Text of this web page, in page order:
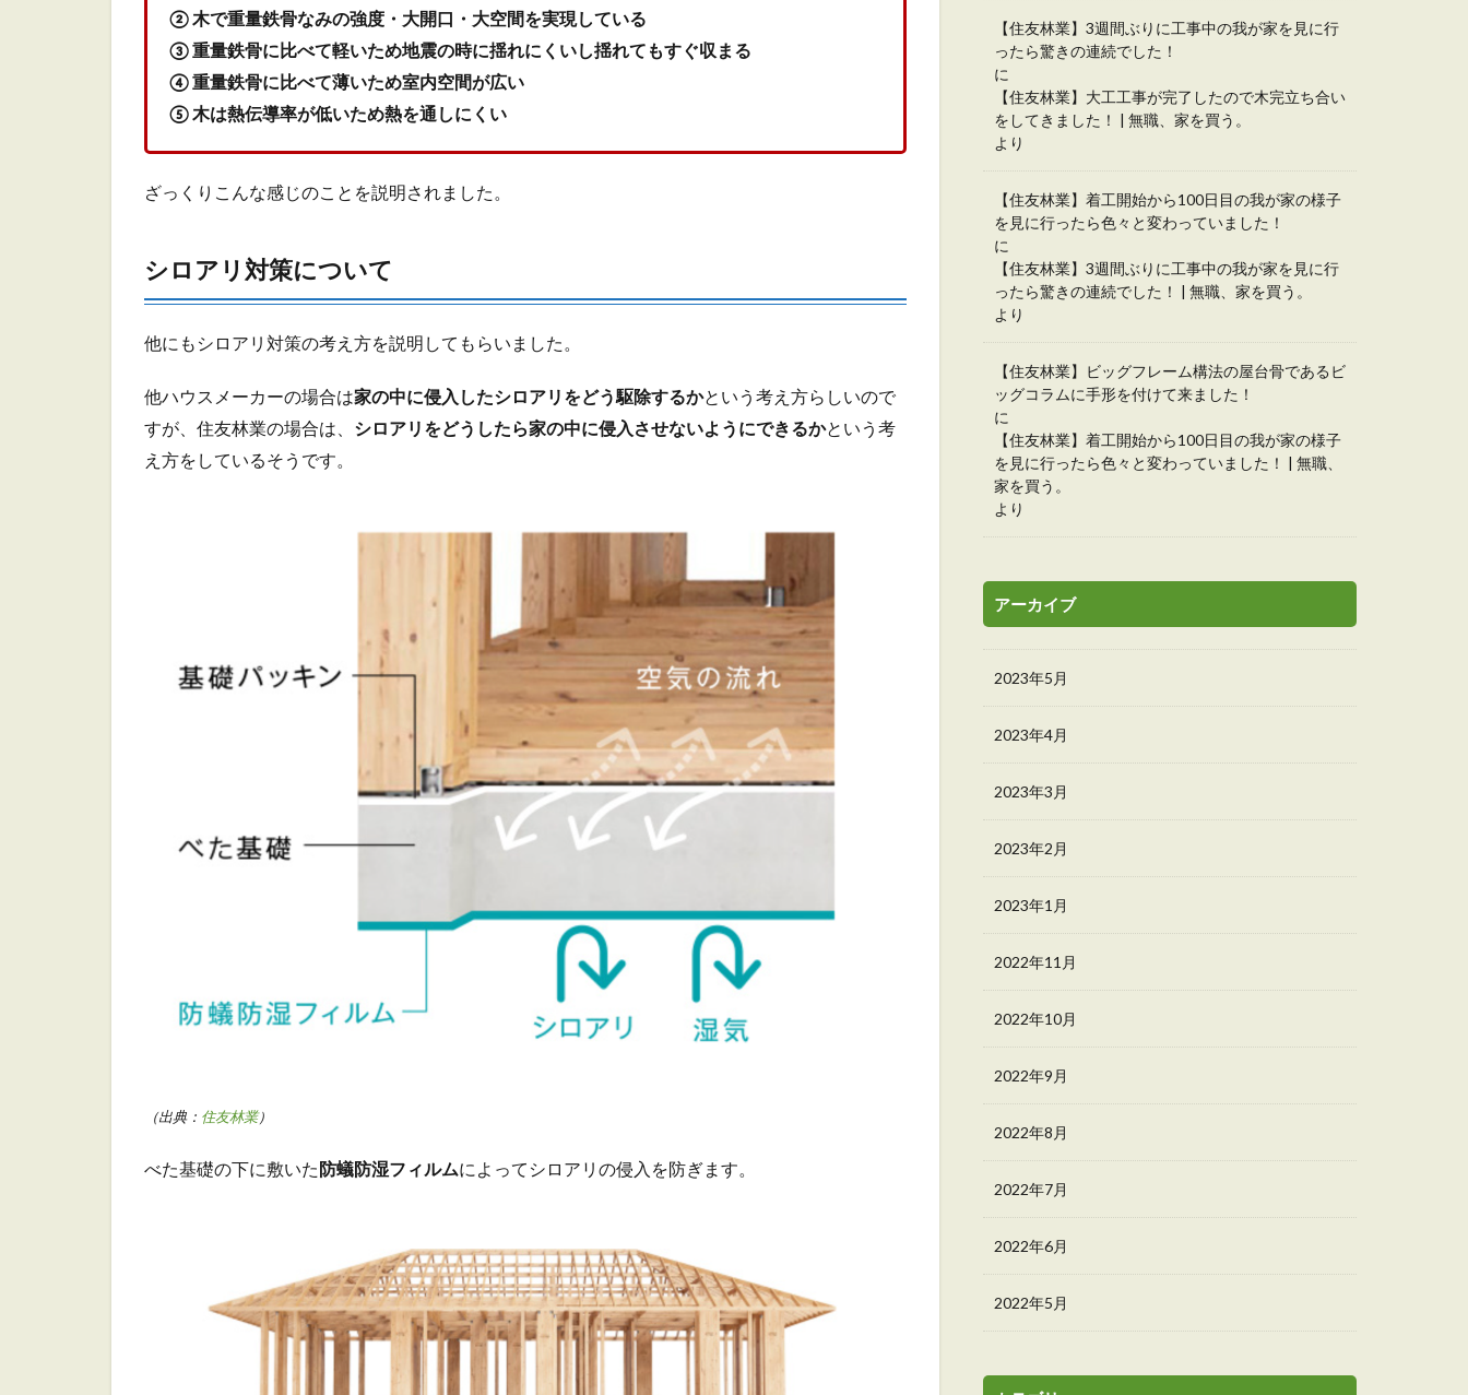
3
テ
ク
ノ
ロ
ジ
ー
示
と
土
に
つ
て
② 木で重量鉄骨なみの強度・大開口・大空間を実現している
③ 重量鉄骨に比べて軽いため地震の時に揺れにくいし揺れてもすぐ収まる
④ 重量鉄骨に比べて薄いため室内空間が広い
⑤ 木は熱伝導率が低いため熱を通しにくい
ざっくりこんな感じのことを説明されました。
シロアリ対策について
他にもシロアリ対策の考え方を説明してもらいました。
他ハウスメーカーの場合は家の中に侵入したシロアリをどう駆除するかという考え方らしいので
すが、住友林業の場合は、 シロアリをどうしたら家の中に侵入させないようにできるかという考
え方をしているそうです。
（出典： 住友林業）
べた基礎の下に敷いた防蟻防湿フィルムによってシロアリの侵入を防ぎます。
【住友林業】3週間ぶりに工事中の我が家を見に行
ったら驚きの連続でした！
に
【住友林業】大工工事が完了したので木完立ち合い
をしてきました！ | 無職、家を買う。
より
【住友林業】着工開始から100日目の我が家の様子
を見に行ったら色々と変わっていました！
に
【住友林業】3週間ぶりに工事中の我が家を見に行
ったら驚きの連続でした！ | 無職、家を買う。
より
【住友林業】ビッグフレーム構法の屋台骨であるビ
ッグコラムに手形を付けて来ました！
に
【住友林業】着工開始から100日目の我が家の様子
を見に行ったら色々と変わっていました！ | 無職、
家を買う。
より
アーカイブ
2023年5月
2023年4月
2023年3月
2023年2月
2023年1月
2022年11月
2022年10月
2022年9月
2022年8月
2022年7月
2022年6月
2022年5月